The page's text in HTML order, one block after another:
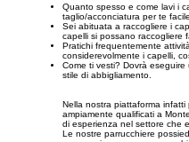
Quanto spesso e come lavi i
taglio/acconciatura per te
Sei abituata a raccogliere i
capelli si possano raccogliere
Pratichi frequentemente
considerevolmente i capelli,
Come ti vesti? Dovrà
stile di abbigliamento.
Nella nostra piattaforma
ampiamente qualificati a
di esperienza nel settore che
Le nostre parrucchiere